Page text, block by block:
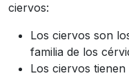
ciervos:
Los ciervos son
familia de los
Los ciervos